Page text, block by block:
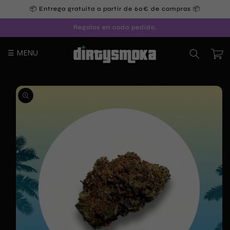
directamente
al contenido
📦 Entrega gratuita a partir de 60€ de compras 📦
Regalos en cada pedido.
☰ MENU Carrito
directamente
a la
información